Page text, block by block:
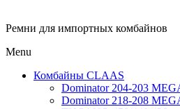
Ремни для импортных комбайнов
Menu
Комбайны CLAAS
Dominator 204-203
Dominator 218-208